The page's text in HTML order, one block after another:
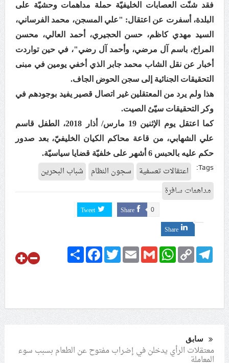
مقال: عاشوراء البحرين… ميدان جهاد بالكلمة
الفقيه القائد قاسم: لن تقتلوا الحسين.. إنّ الحسين سيقتل
طاغوتيّتكم
انطلاق المحادثات الإيرانيّة- الأمريكيّة في سويسرا
علماء البحرين: طلب الترخيص والإجازة من السلطة في
ممارسة الشعائر الحسينيّة هو في حقيقته محاربة لقضيّة
الإمام الحسين «ع»
لجنة مراسم الوداع والتشييع ومواراة الجثمان للإمام الشهيد
السيّد علي الحسيني الخامنئي تنشر تفاصيل التشييع في
إيران والعراق
فقد شنّت العصابات الخليفيّة حملة مداهمات وحشيّة على
البلدة، أسفرت عن اعتقال: "علي المسجن، محمد الفرساني،
السيد مهدي كاظم، حسن الحجيري، أحمد العالي، محسن
المراخ، باسم آل مرضي، وأحمد آل رضي"، في حين تواردت
أخبار عن نقل الشاب محمد جابر الذي أخفي يومين في مبنى
التحقيقات الجنائية إلى سجن الحوض الجاف.
هذا ولم يرد من المعتقلين غير اتصال قصير يفيد بوجودهم في
وكر التحقيقات سيّئ الصيت.
كما اعتقل يوم الإثنين 19 مارس/ أذار 2018، الطفل قاسم
علي الشهابي، من قاعة محاكم الكيان الخليفيّ، بعد صدور
حكم عليه بالحبس 6 أشهر على خلفيّة قضايا سياسيّة
.
Tags: اعتقالات تعسفية سجون النظام
شباب البحرين
مداهمات سافرة
Share 0
Tweet
Share
ShareFacebookTwitterEmailGmail
WhatsApp Copy
Link
Telegram
سابق
معتقلات الرأي يدخلن في إضراب مفتوح عن الطعام بسبب سوء